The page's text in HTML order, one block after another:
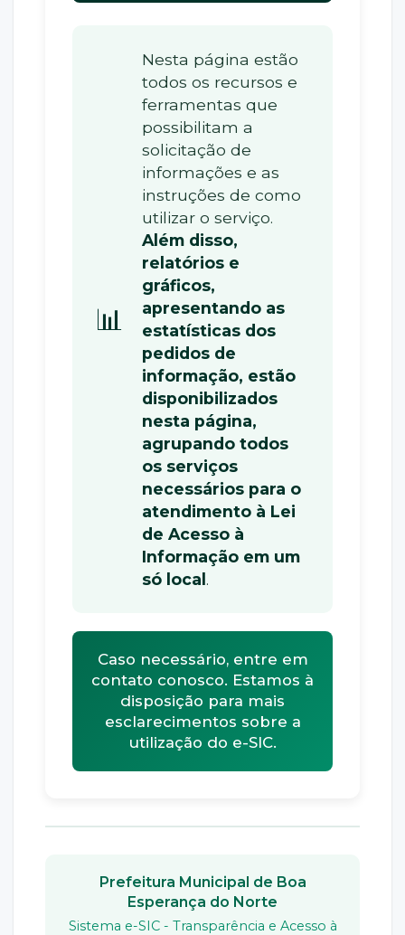
📊
Nesta página estão
todos os recursos e
ferramentas que
possibilitam a
solicitação de
informações e as
instruções de como
utilizar o serviço.
Além disso,
relatórios e
gráficos,
apresentando as
estatísticas dos
pedidos de
informação, estão
disponibilizados
nesta página,
agrupando todos
os serviços
necessários para o
atendimento à Lei
de Acesso à
Informação em um
só local .
Caso necessário, entre em
contato conosco. Estamos à
disposição para mais
esclarecimentos sobre a
utilização do e-SIC.
Prefeitura Municipal de Boa
Esperança do Norte
Sistema e-SIC - Transparência e Acesso à